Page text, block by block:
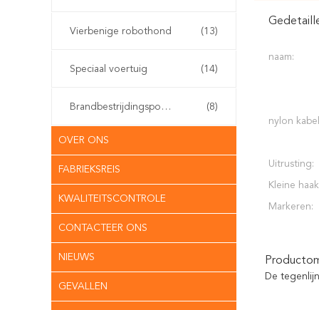
Vierbenige robothond (13)
Speciaal voertuig (14)
Brandbestrijdingspomp (8)
OVER ONS
FABRIEKSREIS
KWALITEITSCONTROLE
CONTACTEER ONS
NIEUWS
GEVALLEN
naam:
nylon
Uitrusting:
Kleine
Markeren:
De